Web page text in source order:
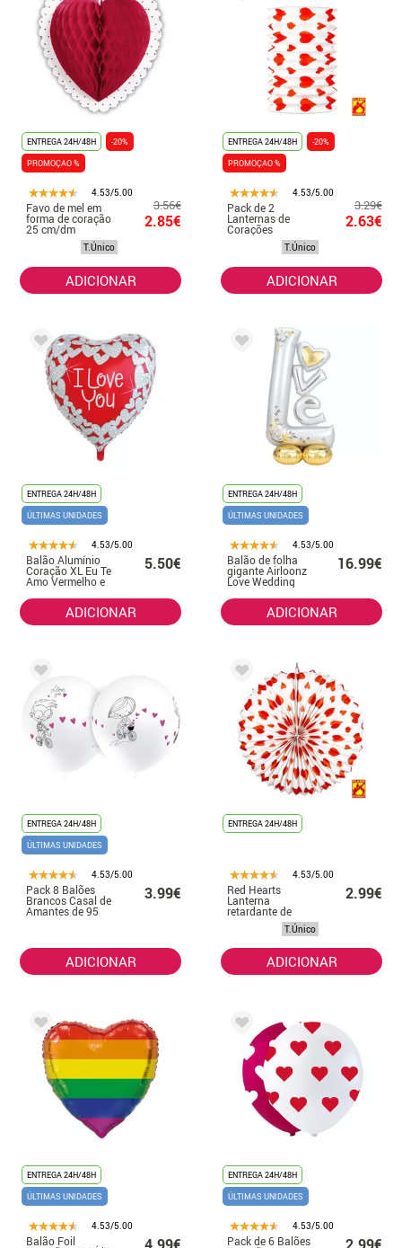
ENTREGA 24H/48H
-20%
PROMOÇAO %
4.53/5.00
Favo de mel em
forma de coração
25 cm/dm
3.56€
2.85€
T.Único
ADICIONAR
ENTREGA 24H/48H
-20%
PROMOÇAO %
4.53/5.00
Pack de 2
Lanternas de
Corações
Vermelhos
retardantes de
3.29€
2.63€
T.Único
ADICIONAR
ENTREGA 24H/48H
ÚLTIMAS UNIDADES
4.53/5.00
Balão Alumínio
Coração XL Eu Te
Amo Vermelho e
5.50€
ADICIONAR
ENTREGA 24H/48H
ÚLTIMAS UNIDADES
4.53/5.00
Balão de folha
gigante Airloonz
Love Wedding
16.99€
ADICIONAR
ENTREGA 24H/48H
ÚLTIMAS UNIDADES
4.53/5.00
Pack 8 Balões
Brancos Casal de
Amantes de 95
3.99€
ADICIONAR
ENTREGA 24H/48H
4.53/5.00
Red Hearts
Lanterna
retardante de
2.99€
T.Único
ADICIONAR
ENTREGA 24H/48H
ÚLTIMAS UNIDADES
4.53/5.00
Balão Foil
ENTREGA 24H/48H
ÚLTIMAS UNIDADES
4.53/5.00
Pack de 6 Balões